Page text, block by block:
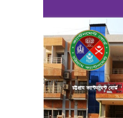
Prev
চট্টগ্রাম ক্যান্টনমেন্ট বোর্ড